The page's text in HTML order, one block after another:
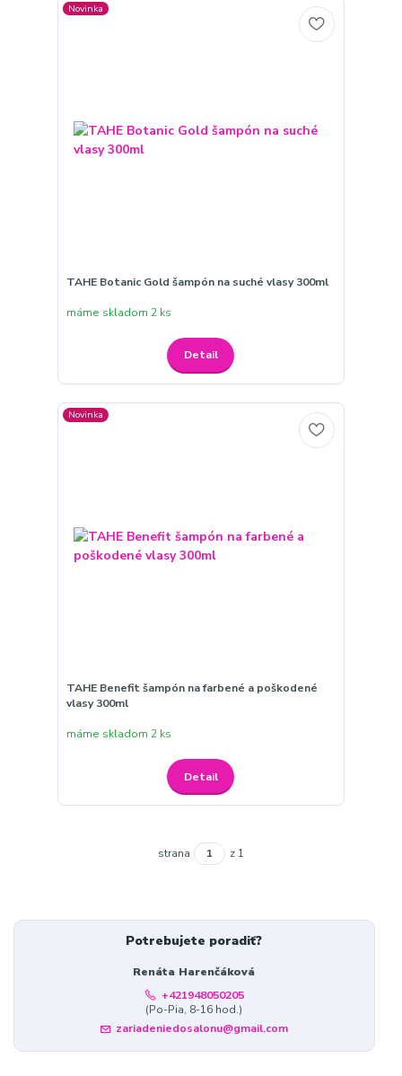
Novinka
TAHE Botanic Gold šampón na suché vlasy 300ml
máme skladom 2 ks
Detail
Novinka
TAHE Benefit šampón na farbené a poškodené
vlasy 300ml
máme skladom 2 ks
Detail
strana z 1
Potrebujete poradiť?
Renáta Harenčáková
+421948050205
(Po-Pia, 8-16 hod.)
zariadeniedosalonu@gmail.com